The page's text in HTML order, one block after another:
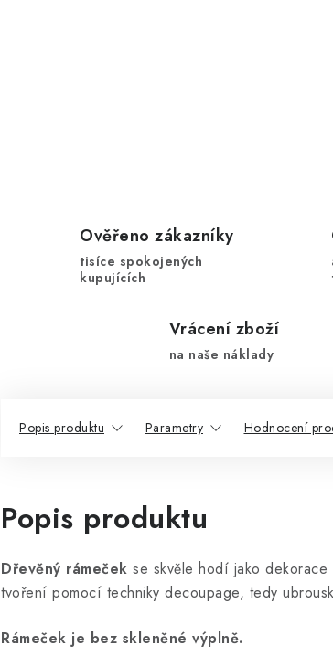
Ověřeno zákazníky
tisíce spokojených
kupujících
Vrácení zboží
na naše náklady
Popis produktu Parametry Hodnocení
Popis produktu
Dřevěný rámeček se skvěle hodí jako
tvoření pomocí techniky decoupage, tedy
Rámeček je bez skleněné výplně.